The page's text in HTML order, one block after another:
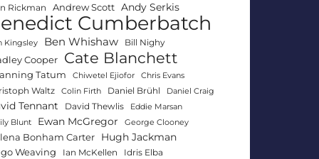
Rickman Andrew Scott Andy Serkis
Cumberbatch
Kingsley Ben Whishaw Bill Nighy
Cooper Cate Blanchett
Tatum Chiwetel Ejiofor Chris Evans
Waltz Colin Firth Daniel Brühl Daniel Craig
Tennant David Thewlis
Eddie Marsan
Blunt
Ewan McGregor George Clooney
Bonham Carter Hugh Jackman
Weaving Ian McKellen Idris Elba